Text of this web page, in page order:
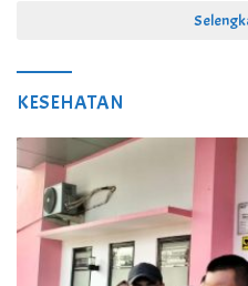
KESEHATAN